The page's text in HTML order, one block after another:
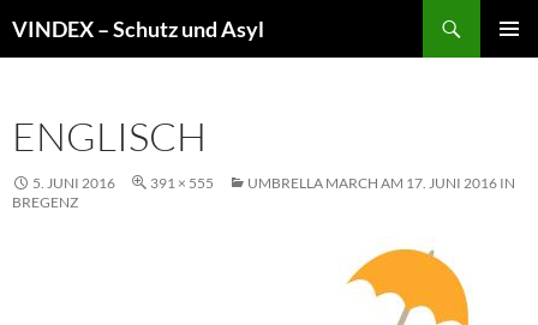
Inhalt
VINDEX – Schutz und Asyl
ENGLISCH
5. JUNI 2016 391 × 555
UMBRELLA MARCH AM 17. JUNI 2016 IN
BREGENZ